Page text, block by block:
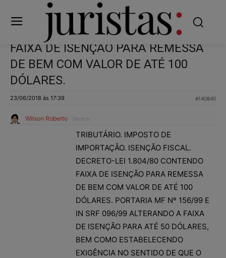
FAIXA DE ISENÇÃO PARA REMESSA
DE BEM COM VALOR DE ATÉ 100
DÓLARES.
23/06/2018 às 17:39 #140840
Wilson Roberto Mestre
TRIBUTÁRIO. IMPOSTO DE
IMPORTAÇÃO. ISENÇÃO FISCAL.
DECRETO-LEI 1.804/80 CONTENDO
FAIXA DE ISENÇÃO PARA REMESSA
DE BEM COM VALOR DE ATÉ 100
DÓLARES. PORTARIA MF Nº 156/99 E
IN SRF 096/99 ALTERANDO A FAIXA
DE ISENÇÃO PARA ATÉ 50 DÓLARES,
BEM COMO ESTABELECENDO
EXIGÊNCIA NO SENTIDO DE QUE O